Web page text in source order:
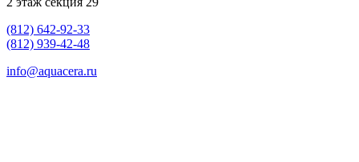
(812) 642-92-33
(812) 939-42-48
info@aquacera.ru